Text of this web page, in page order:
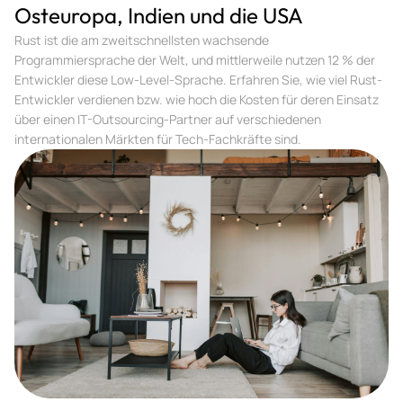
Osteuropa, Indien und die USA
Rust ist die am zweitschnellsten wachsende
Programmiersprache der Welt, und mittlerweile nutzen 12 % der
Entwickler diese Low-Level-Sprache. Erfahren Sie, wie viel Rust-
Entwickler verdienen bzw. wie hoch die Kosten für deren Einsatz
über einen IT-Outsourcing-Partner auf verschiedenen
internationalen Märkten für Tech-Fachkräfte sind.